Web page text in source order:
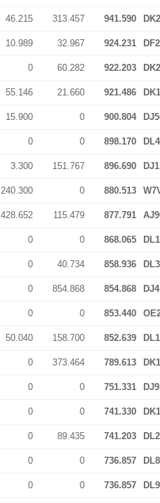
46.215 313.457 941.590
10.989 32.967 924.231
0 60.282 922.203
55.146 21.660 921.486
15.900 0 900.804
0 0 898.170
3.300 151.767 896.690
240.300 0 880.513
428.652 115.479 877.791
0 0 868.065
0 40.734 858.936
0 854.868 854.868
0 0 853.440
50.040 158.700 852.639
0 373.464 789.613
0 0 751.331
0 0 741.330
0 89.435 741.203
0 0 736.857
0 0 736.857